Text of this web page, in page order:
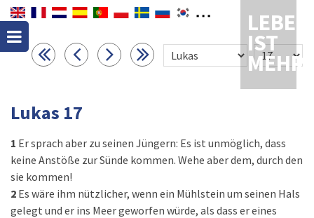
LEBEN
IST
MEHR
Lukas 17
1 Er sprach aber zu seinen Jüngern: Es ist unmöglich, dass
keine Anstöße zur Sünde kommen. Wehe aber dem, durch den
sie kommen!
2 Es wäre ihm nützlicher, wenn ein Mühlstein um seinen Hals
gelegt und er ins Meer geworfen würde, als dass er eines